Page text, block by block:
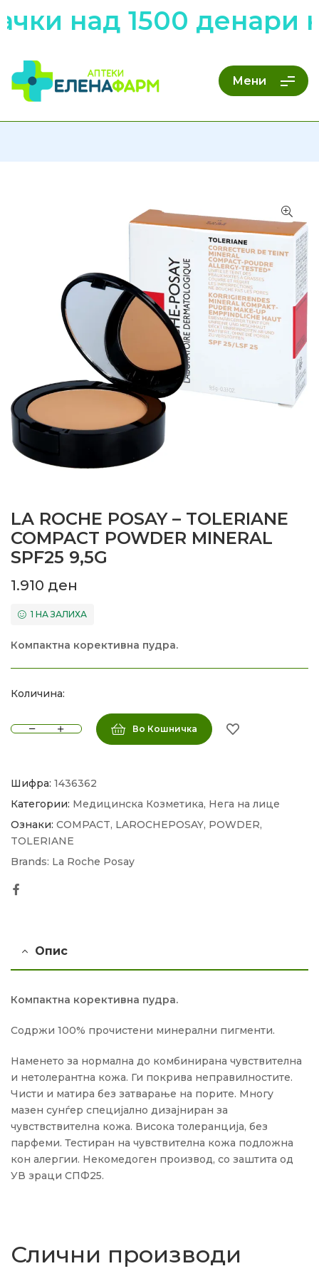
над 1500 денари
Мени
LA ROCHE POSAY – TOLERIANE
COMPACT POWDER MINERAL
SPF25 9,5G
1.910 ден
1 НА ЗАЛИХА
Компактна корективна пудра.
Количина:
Во Кошничка
Шифра: 1436362
Категории: Медицинска Козметика, Нега на лице
Ознаки: COMPACT, LAROCHEPOSAY, POWDER,
TOLERIANE
Brands: La Roche Posay
Опис
Компактна корективна пудра.
Содржи 100% прочистени минерални пигменти.
Наменето за нормална до комбинирана чувствителна
и нетолерантна кожа. Ги покрива неправилностите.
Чисти и матира без затварање на порите. Многу
мазен сунѓер специјално дизајниран за
чувствствителна кожа. Висока толеранција, без
парфеми. Тестиран на чувствителна кожа подложна
кон алергии. Некомедоген производ, со заштита од
УВ зраци СПФ25.
Слични производи